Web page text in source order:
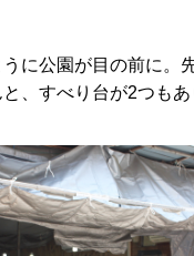
に公園が目の前に。
、すべり台が2つもあ